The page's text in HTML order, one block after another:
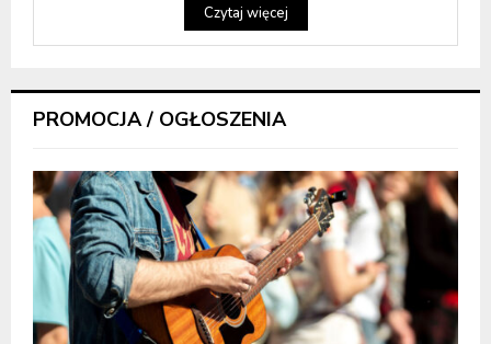
Czytaj więcej
PROMOCJA / OGŁOSZENIA